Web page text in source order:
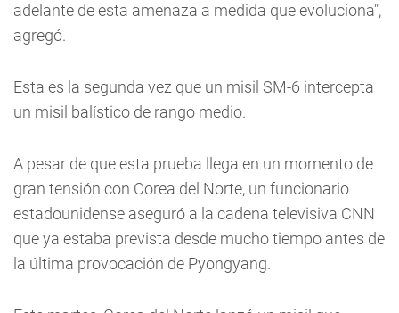
adelante de esta amenaza a medida que evoluciona",
agregó.
Esta es la segunda vez que un misil SM-6 intercepta
un misil balístico de rango medio.
A pesar de que esta prueba llega en un momento de
gran tensión con Corea del Norte, un funcionario
estadounidense aseguró a la cadena televisiva CNN
que ya estaba prevista desde mucho tiempo antes de
la última provocación de Pyongyang.